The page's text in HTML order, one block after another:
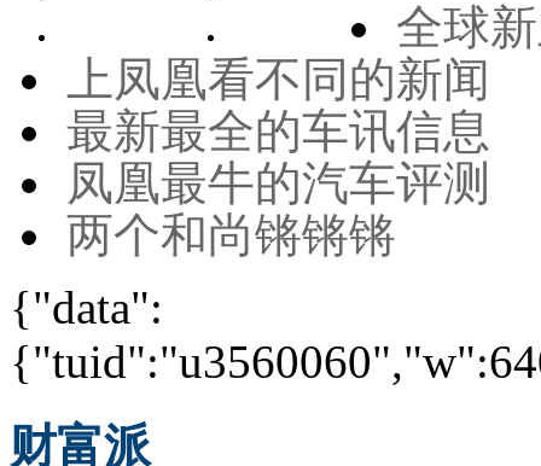
全球
上凤凰看不同的新闻
最新最全的车讯信息
凤凰最牛的汽车评测
两个和尚锵锵锵
{"data":
财富派